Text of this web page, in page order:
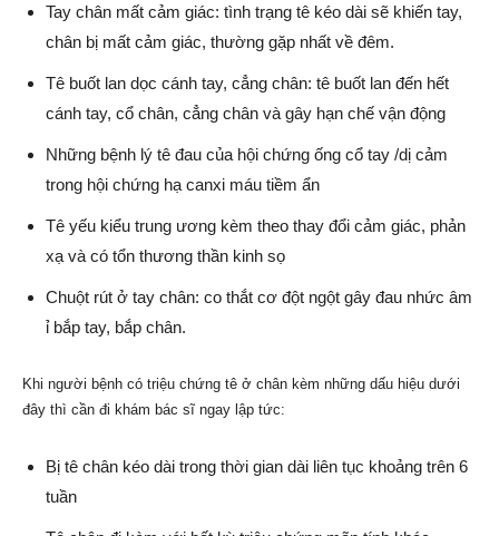
Tay chân mất cảm giác: tình trạng tê kéo dài sẽ khiến tay,
chân bị mất cảm giác, thường gặp nhất về đêm.
Tê buốt lan dọc cánh tay, cẳng chân: tê buốt lan đến hết
cánh tay, cổ chân, cẳng chân và gây hạn chế vận động
Những bệnh lý tê đau của hội chứng ống cổ tay /dị cảm
trong hội chứng hạ canxi máu tiềm ẩn
Tê yếu kiểu trung ương kèm theo thay đổi cảm giác, phản
xạ và có tổn thương thần kinh sọ
Chuột rút ở tay chân: co thắt cơ đột ngột gây đau nhức âm
ỉ bắp tay, bắp chân.
Khi người bệnh có triệu chứng tê ở chân kèm những dấu hiệu dưới
đây thì cần đi khám bác sĩ ngay lập tức:
Bị tê chân kéo dài trong thời gian dài liên tục khoảng trên 6
tuần